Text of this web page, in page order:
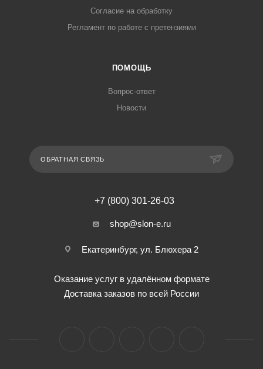
Согласие на обработку
Регламент по работе с претензиями
ПОМОЩЬ
Вопрос-ответ
Новости
ОБРАТНАЯ СВЯЗЬ
+7 (800) 301-26-03
shop@slon-e.ru
Екатеринбург, ул. Блюхера 2
Оказание услуг в удалённом формате
Доставка заказов по всей России